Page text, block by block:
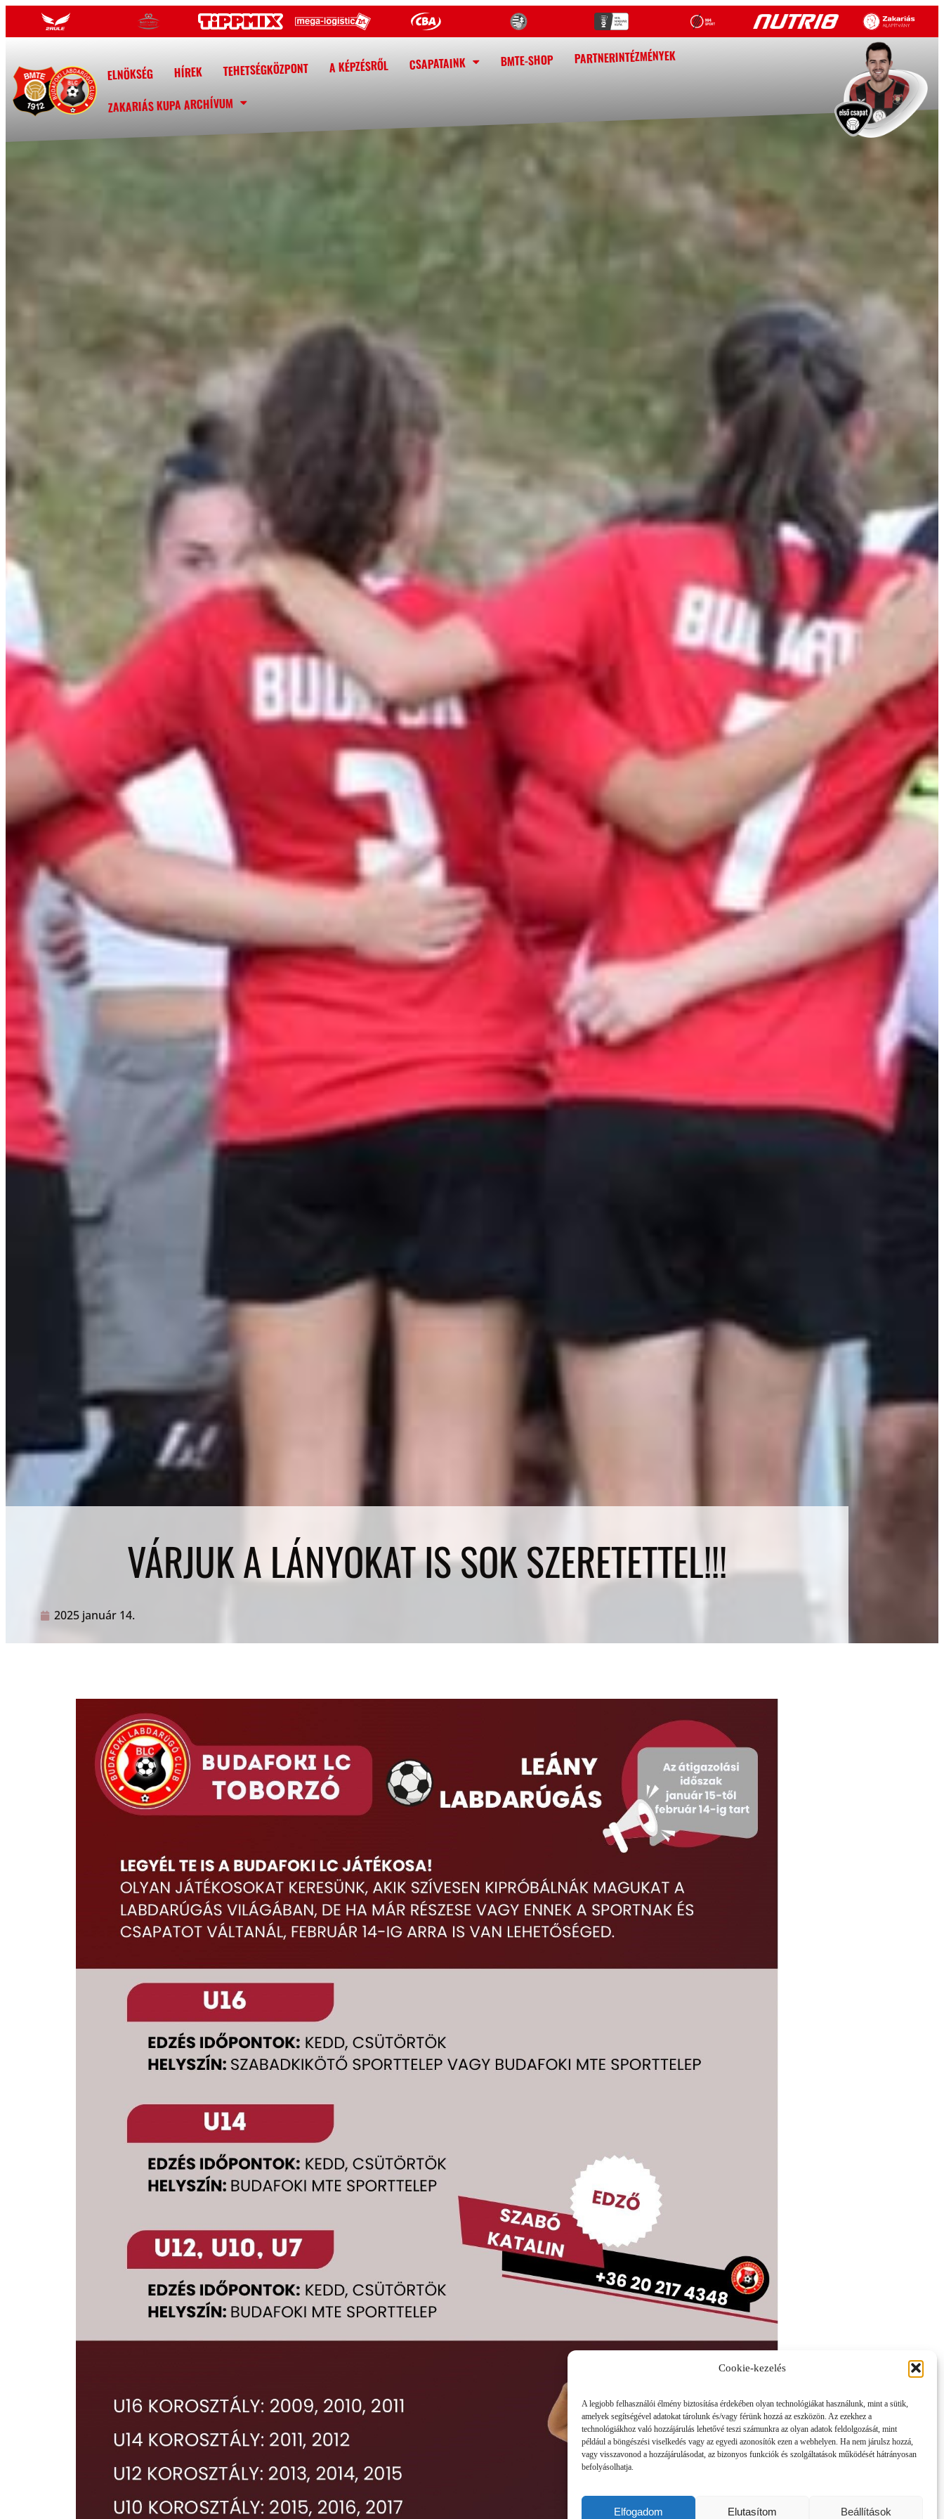
Cookie-kezelés
A legjobb felhasználói élmény biztosítása érdekében olyan technológiákat használunk, mint a sütik,
amelyek segítségével adatokat tárolunk és/vagy férünk hozzá az eszközön. Az ezekhez a
technológiákhoz való hozzájárulás lehetővé teszi számunkra az olyan adatok feldolgozását, mint
például a böngészési viselkedés vagy az egyedi azonosítók ezen a webhelyen. Ha nem járulsz hozzá,
vagy visszavonod a hozzájárulásodat, az bizonyos funkciók és szolgáltatások működését hátrányosan
befolyásolhatja.
Elfogadom Elutasítom Beállítások
ELNÖKSÉG HÍREK TEHETSÉGKÖZPONT A KÉPZÉSRŐL CSAPATAINK BMTE-SHOP PARTNERINTÉZMÉNYEK
ZAKARIÁS KUPA ARCHÍVUM
VÁRJUK A LÁNYOKAT IS SOK SZERETETTEL!!!
2025 január 14.